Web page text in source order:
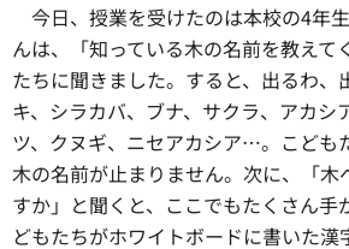
今日、 授業を受けたのは本校の4年
んは、「知っている木の名前を教えて
たちに聞きました。すると、出るわ、
キ、シラカバ、ブナ、サクラ、アカシ
ツ、クヌギ、ニセアカシア…。こども
木の名前が止まりません。次に、「木
すか」と聞くと、ここでもたくさん手
どもたちがホワイトボードに書いた漢